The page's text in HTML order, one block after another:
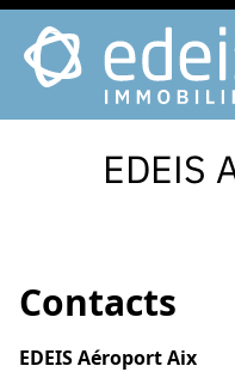
EDEIS
Contacts
EDEIS Aéroport Aix